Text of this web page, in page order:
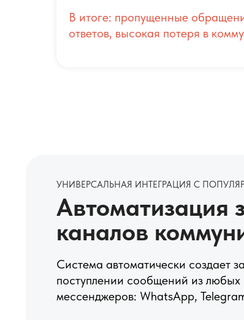
В итоге: пропущенные
ответов, высокая потеря в
УНИВЕРСАЛЬНАЯ ИНТЕГРАЦИЯ С
Автоматизация
каналов
Система автоматически создает
поступлении сообщений из
мессенджеров: WhatsApp,